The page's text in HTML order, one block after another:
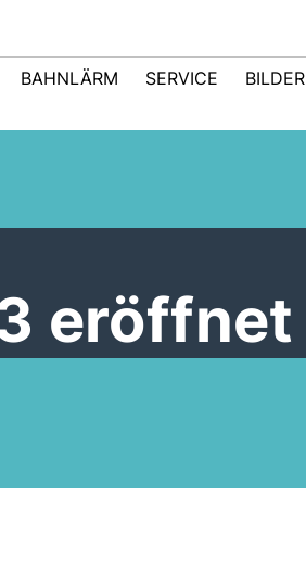
BAHNLÄRM SERVICE
BILDER
eröffnet